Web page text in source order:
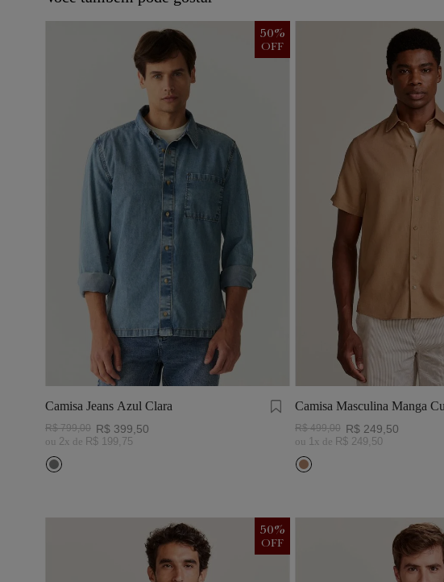
Camisa Jeans Azul Clara
50%
OFF
R$ 799,00 R$ 399 50
ou 2x de R$ 199 75
Camisa Masculina Manga
Visco Linho
R$ 499,00 R$ 249 50
ou 1 x de R$ 249 50
50%
OFF